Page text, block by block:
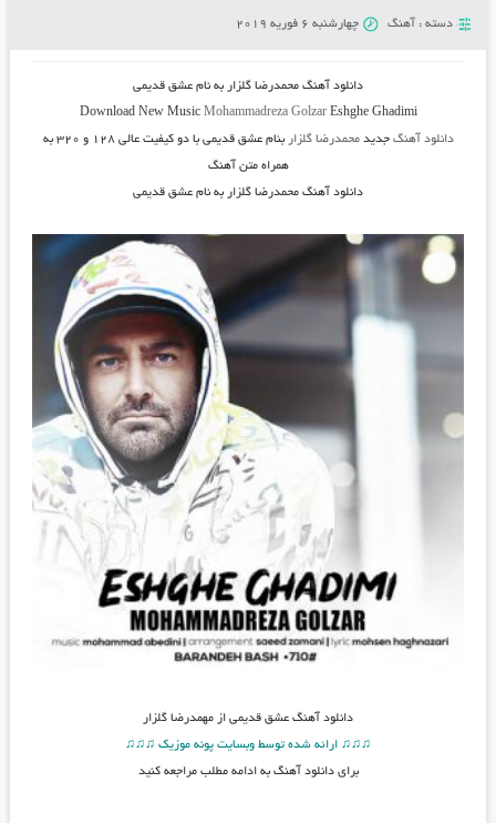
دسته : آهنگ چهارشنبه 6 فوریه 2019
دانلود آهنگ محمدرضا گلزار به نام عشق قدیمی
Download New Music Mohammadreza GolzarEshghe Ghadimi
دانلود آهنگ جدیدمحمدرضا گلزار بنام عشق قدیمی
با دو کیفیت عالی ۱۲۸ و ۳۲۰ به
همراه متن آهنگ
دانلود آهنگ محمدرضا گلزار به نام عشق قدیمی
دانلود آهنگعشق قدیمی از مهمدرضا گلزار
♫♫♫ ارائه شده توسط وبسایت پونه موزیک ♫♫♫
برای دانلود آهنگ به ادامه مطلب مراجعه کنید